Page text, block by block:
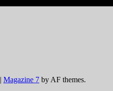
| Magazine 7 by AF themes.